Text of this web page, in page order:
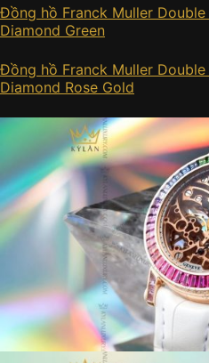
Đồng hồ Franck Muller Double
Diamond Green
Đồng hồ Franck Muller Double
Diamond Rose Gold